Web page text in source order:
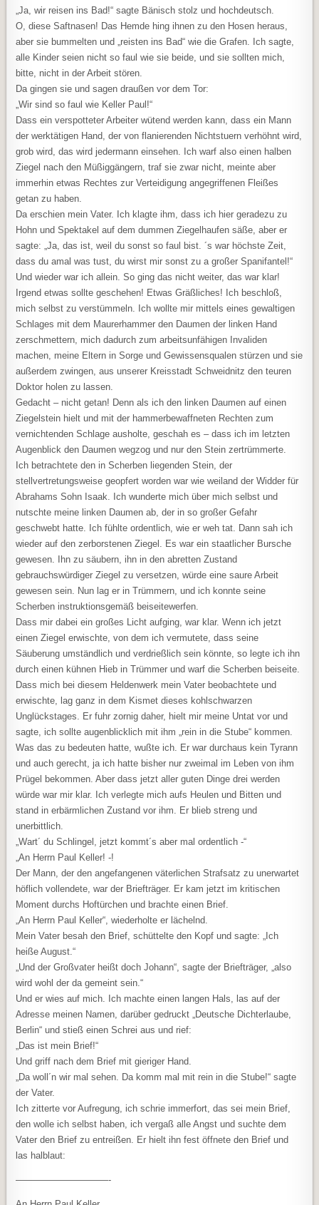
„Ja, wir reisen ins Bad!“ sagte Bänisch stolz und hochdeutsch.
O, diese Saftnasen! Das Hemde hing ihnen zu den Hosen heraus,
aber sie bummelten und „reisten ins Bad“ wie die Grafen. Ich sagte,
alle Kinder seien nicht so faul wie sie beide, und sie sollten mich,
bitte, nicht in der Arbeit stören.
Da gingen sie und sagen draußen vor dem Tor:
„Wir sind so faul wie Keller Paul!“
Dass ein verspotteter Arbeiter wütend werden kann, dass ein Mann
der werktätigen Hand, der von flanierenden Nichtstuern verhöhnt wird,
grob wird, das wird jedermann einsehen. Ich warf also einen halben
Ziegel nach den Müßiggängern, traf sie zwar nicht, meinte aber
immerhin etwas Rechtes zur Verteidigung angegriffenen Fleißes
getan zu haben.
Da erschien mein Vater. Ich klagte ihm, dass ich hier geradezu zu
Hohn und Spektakel auf dem dummen Ziegelhaufen säße, aber er
sagte: „Ja, das ist, weil du sonst so faul bist. ´s war höchste Zeit,
dass du amal was tust, du wirst mir sonst zu a großer Spanifantel!“
Und wieder war ich allein. So ging das nicht weiter, das war klar!
Irgend etwas sollte geschehen! Etwas Gräßliches! Ich beschloß,
mich selbst zu verstümmeln. Ich wollte mir mittels eines gewaltigen
Schlages mit dem Maurerhammer den Daumen der linken Hand
zerschmettern, mich dadurch zum arbeitsunfähigen Invaliden
machen, meine Eltern in Sorge und Gewissensqualen stürzen und sie
außerdem zwingen, aus unserer Kreisstadt Schweidnitz den teuren
Doktor holen zu lassen.
Gedacht – nicht getan! Denn als ich den linken Daumen auf einen
Ziegelstein hielt und mit der hammerbewaffneten Rechten zum
vernichtenden Schlage ausholte, geschah es – dass ich im letzten
Augenblick den Daumen wegzog und nur den Stein zertrümmerte.
Ich betrachtete den in Scherben liegenden Stein, der
stellvertretungsweise geopfert worden war wie weiland der Widder für
Abrahams Sohn Isaak. Ich wunderte mich über mich selbst und
nutschte meine linken Daumen ab, der in so großer Gefahr
geschwebt hatte. Ich fühlte ordentlich, wie er weh tat. Dann sah ich
wieder auf den zerborstenen Ziegel. Es war ein staatlicher Bursche
gewesen. Ihn zu säubern, ihn in den abretten Zustand
gebrauchswürdiger Ziegel zu versetzen, würde eine saure Arbeit
gewesen sein. Nun lag er in Trümmern, und ich konnte seine
Scherben instruktionsgemäß beiseitewerfen.
Dass mir dabei ein großes Licht aufging, war klar. Wenn ich jetzt
einen Ziegel erwischte, von dem ich vermutete, dass seine
Säuberung umständlich und verdrießlich sein könnte, so legte ich ihn
durch einen kühnen Hieb in Trümmer und warf die Scherben beiseite.
Dass mich bei diesem Heldenwerk mein Vater beobachtete und
erwischte, lag ganz in dem Kismet dieses kohlschwarzen
Unglückstages. Er fuhr zornig daher, hielt mir meine Untat vor und
sagte, ich sollte augenblicklich mit ihm „rein in die Stube“ kommen.
Was das zu bedeuten hatte, wußte ich. Er war durchaus kein Tyrann
und auch gerecht, ja ich hatte bisher nur zweimal im Leben von ihm
Prügel bekommen. Aber dass jetzt aller guten Dinge drei werden
würde war mir klar. Ich verlegte mich aufs Heulen und Bitten und
stand in erbärmlichen Zustand vor ihm. Er blieb streng und
unerbittlich.
„Wart´ du Schlingel, jetzt kommt´s aber mal ordentlich -“
„An Herrn Paul Keller! -!
Der Mann, der den angefangenen väterlichen Strafsatz zu unerwartet
höflich vollendete, war der Briefträger. Er kam jetzt im kritischen
Moment durchs Hoftürchen und brachte einen Brief.
„An Herrn Paul Keller“, wiederholte er lächelnd.
Mein Vater besah den Brief, schüttelte den Kopf und sagte: „Ich
heiße August.“
„Und der Großvater heißt doch Johann“, sagte der Briefträger, „also
wird wohl der da gemeint sein.“
Und er wies auf mich. Ich machte einen langen Hals, las auf der
Adresse meinen Namen, darüber gedruckt „Deutsche Dichterlaube,
Berlin“ und stieß einen Schrei aus und rief:
„Das ist mein Brief!“
Und griff nach dem Brief mit gieriger Hand.
„Da woll´n wir mal sehen. Da komm mal mit rein in die Stube!“ sagte
der Vater.
Ich zitterte vor Aufregung, ich schrie immerfort, das sei mein Brief,
den wolle ich selbst haben, ich vergaß alle Angst und suchte dem
Vater den Brief zu entreißen. Er hielt ihn fest öffnete den Brief und
las halblaut:
——————————-